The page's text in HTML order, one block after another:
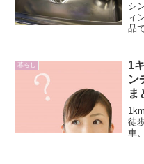
シ
ィ
品
暮らし
1
ン
ま
徒
車